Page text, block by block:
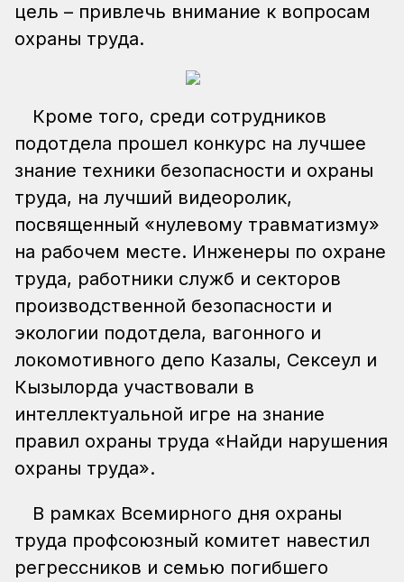
цель – привлечь внимание к вопросам
охраны труда.
Кроме того, среди сотрудников
подотдела прошел конкурс на лучшее
знание техники безопасности и охраны
труда, на лучший видеоролик,
посвященный «нулевому травматизму»
на рабочем месте. Инженеры по охране
труда, работники служб и секторов
производственной безопасности и
экологии подотдела, вагонного и
локомотивного депо Казалы, Сексеул и
Кызылорда участвовали в
интеллектуальной игре на знание
правил охраны труда «Найди нарушения
охраны труда».
В рамках Всемирного дня охраны
труда профсоюзный комитет навестил
регрессников и семью погибшего